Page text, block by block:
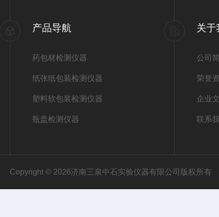
产品导航
药包材检测仪器
纸张纸包装检测仪器
塑料软包装检测仪器
瓶盖检测仪器
关于
公司
荣誉
企业
联系
Copyright © 2026济南三泉中石实验仪器有限公司版权所有